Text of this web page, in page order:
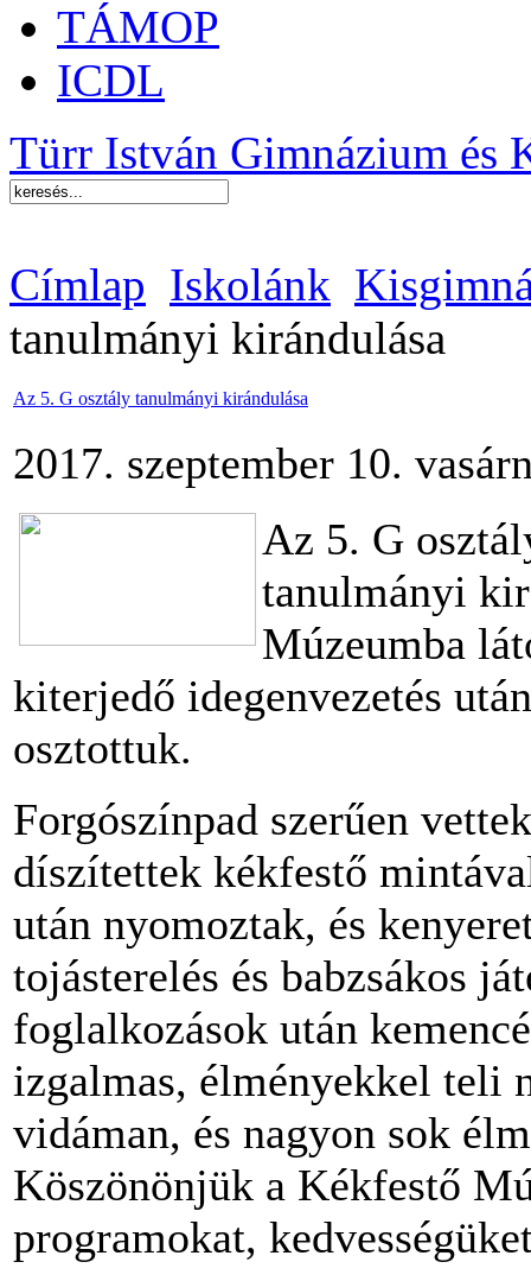
TÁMOP
ICDL
Türr István Gimnázium és
Címlap Iskolánk
tanulmányi kirándulása
Az 5. G osztály tanulmányi kirándulása
2017. szeptember 10.
Az 5. G
tanulmányi
Múzeumba
kiterjedő idegenvezetés
osztottuk.
Forgószínpad szerűen
díszítettek kékfestő
után nyomoztak, és
tojásterelés és babzsákos
foglalkozások után
izgalmas, élményekkel teli
vidáman, és nagyon sok
Köszönönjük a Kékfestő
programokat,